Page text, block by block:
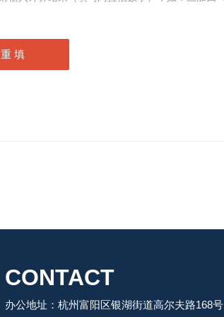
CONTACT
办公地址：杭州富阳区银湖街道高尔夫路168号